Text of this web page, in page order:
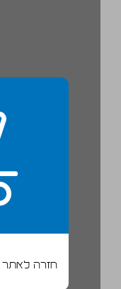
חזרה לאתר